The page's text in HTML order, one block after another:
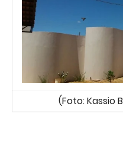
(Foto: Kassio